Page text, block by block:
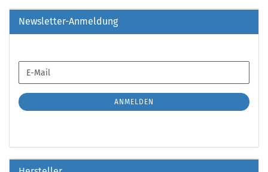
Newsletter-Anmeldung
ZUR
ANMELDUNG
E-
Mail
ANMELDEN